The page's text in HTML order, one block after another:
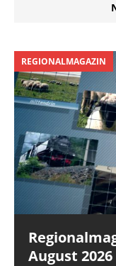
REGIONALMAGAZIN
August 2026